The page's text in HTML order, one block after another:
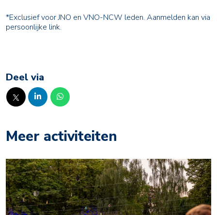
*Exclusief voor JNO en VNO-NCW leden. Aanmelden kan via
persoonlijke link.
Deel via
Meer activiteiten